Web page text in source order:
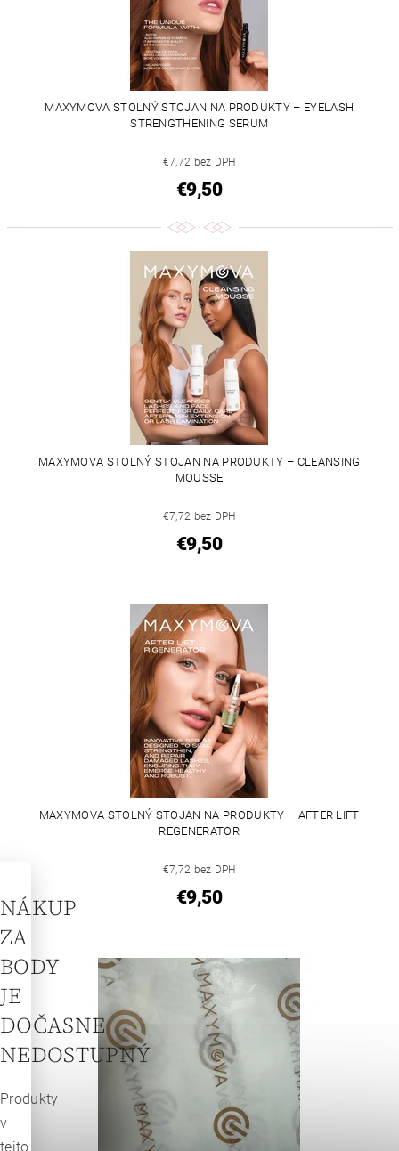
MAXYMOVA STOLNÝ STOJAN NA PRODUKTY – EYELASH
STRENGTHENING SERUM
€7,72 bez DPH
€9,50
MAXYMOVA STOLNÝ STOJAN NA PRODUKTY – CLEANSING
MOUSSE
€7,72 bez DPH
€9,50
MAXYMOVA STOLNÝ STOJAN NA PRODUKTY – AFTER LIFT
REGENERATOR
€7,72 bez DPH
€9,50
NÁKUP
ZA
BODY
JE
DOČASNE
NEDOSTUPNÝ
Produkty
v
tejto